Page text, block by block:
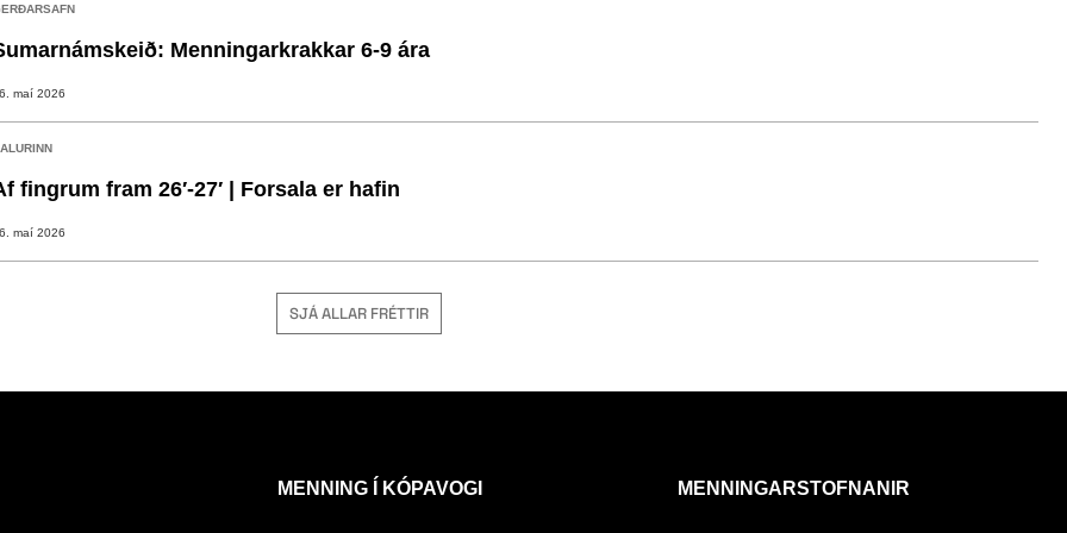
Menningarkrakkar 6-9 ára
maí 2026
fingrum fram 26′-27′ | Forsala er hafin
maí 2026
SJÁ ALLAR FRÉTTIR
MENNING Í KÓPAVOGI MENNINGARSTOFNANIR